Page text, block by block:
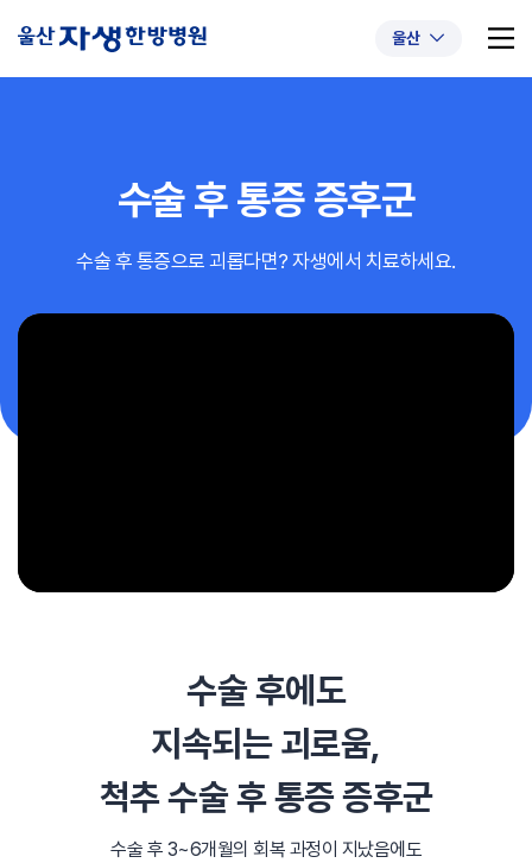
울산
#초음파약침 #척추압박골절
#교통사고후유증 #허리디스크 #목디스크
수술 후 통증 증후군
수술 후 통증으로 괴롭다면? 자생에서 치료하세요.
수술 후에도
지속되는 괴로움,
척추 수술 후 통증 증후군
수술 후 3~6개월의 회복 과정이 지났음에도